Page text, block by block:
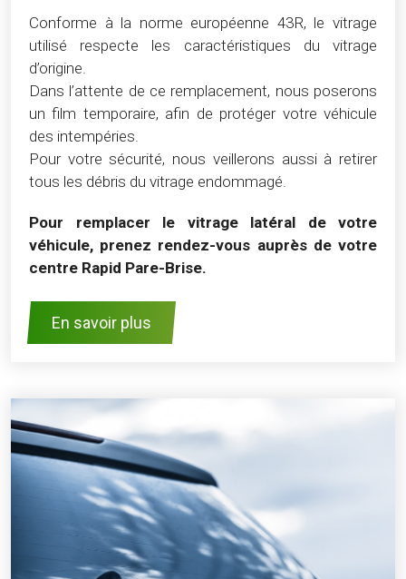
Conforme à la norme européenne 43R, le vitrage
utilisé respecte les caractéristiques du vitrage
d’origine.
Dans l’attente de ce remplacement, nous poserons
un film temporaire, afin de protéger votre véhicule
des intempéries.
Pour votre sécurité, nous veillerons aussi à retirer
tous les débris du vitrage endommagé.
Pour remplacer le vitrage latéral de votre
véhicule, prenez rendez-vous auprès de votre
centre Rapid Pare-Brise.
En savoir plus